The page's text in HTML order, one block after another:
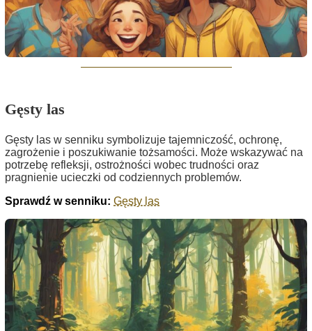
Gęsty las
Gęsty las w senniku symbolizuje tajemniczość, ochronę,
zagrożenie i poszukiwanie tożsamości. Może wskazywać na
potrzebę refleksji, ostrożności wobec trudności oraz
pragnienie ucieczki od codziennych problemów.
Sprawdź w senniku: Gęsty las